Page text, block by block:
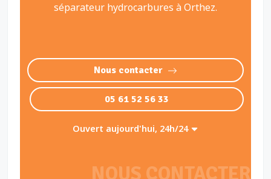
NOUS CONTACTER
séparateur hydrocarbures à Orthez.
Nous contacter
05 61 52 56 33
Ouvert aujourd'hui, 24h/24